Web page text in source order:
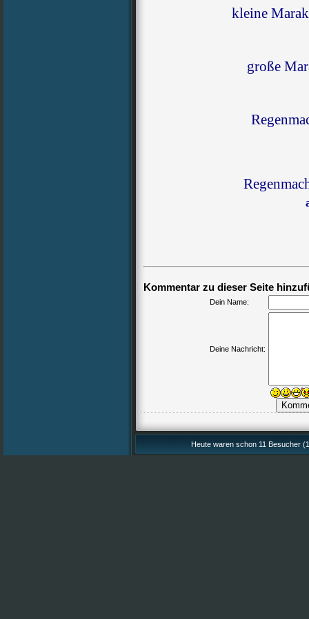
kleine
große
Kommentar zu dieser Seite
Dein Name:
Deine Nachricht:
Heute waren schon 11 Besucher